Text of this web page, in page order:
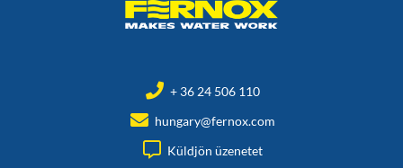
+ 36 24 506 110
hungary@fernox.com
Küldjön üzenetet